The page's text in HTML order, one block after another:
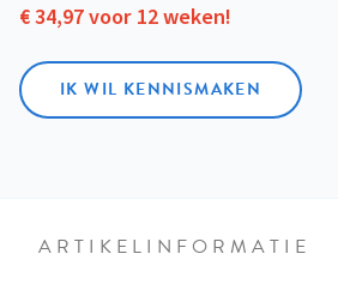
€ 34,97 voor 12 weken!
IK WIL KENNISMAKEN
ARTIKELINFORMATIE